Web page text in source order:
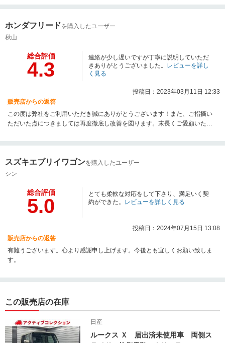
ホンダフリードを購入したユーザー
秋山
総合評価
4.3
連絡が少し遅いですが丁寧に説明していただ
きありがとうございました。 レビューを詳し
く見る
投稿日：2023年03月11日 12:33
販売店からの返答
この度は弊社をご利用いただき誠にありがとうございます！また、ご指摘い
ただいた点につきましては再度徹底し改善を図ります。末長くご愛顧いただ
スズキエブリイワゴンを購入したユーザー
シン
総合評価
5.0
とても柔軟な対応をして下さり、満足いく契
約ができた。 レビューを詳しく見る
投稿日：2024年07月15日 13:08
販売店からの返答
有難うございます。心より感謝申し上げます。今後とも宜しくお願い致しま
す。
この販売店の在庫
日産
ルークス Ｘ 届出済未使用車 両側ス